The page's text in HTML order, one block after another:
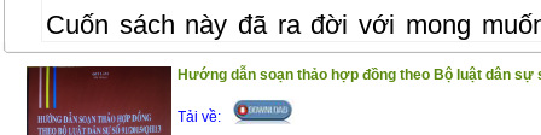
Cuốn sách này đã ra đời với mong
trong việc tra cứu, áp dụng Bộ luật Lao
của Bộ luật Lao động 2019 với 242 Điều
Đồng thời, cuốn sách còn in các văn bản
Hướng dẫn soạn thảo hợp đồng theo Bộ luật dân sự
Tải về: